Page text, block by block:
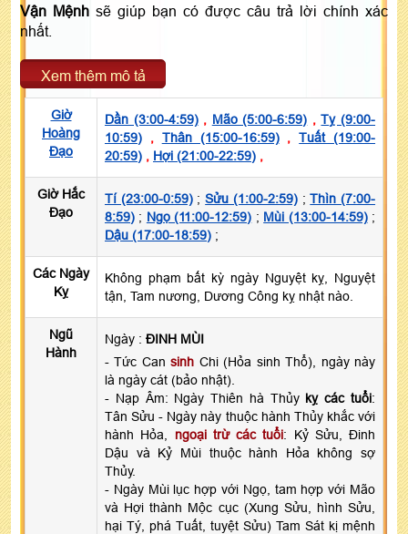
Vận Mệnh sẽ giúp bạn có được câu trả lời chính xác
nhất.
Xem thêm mô tả
Giờ
Hoàng
Đạo
Dần (3:00-4:59), Mão (5:00-6:59) ,Tỵ (9:00-
10:59) , Thân (15:00-16:59),Tuất (19:00-
20:59) , Hợi (21:00-22:59) ,
Giờ Hắc
Đạo
Tí (23:00-0:59);Sửu (1:00-2:59);Thìn (7:00-
8:59) ; Ngọ (11:00-12:59) ; Mùi (13:00-14:59);
Dậu (17:00-18:59) ;
Các Ngày
Kỵ
Không phạm bất kỳ ngày Nguyệt kỵ, Nguyệt
tận, Tam nương, Dương Công kỵ nhật nào.
Ngũ
Hành
Ngày : ĐINH MÙI
- Tức Cansinh Chi (Hỏa sinh Thổ), ngày này
là ngày cát (bảo nhật).
- Nạp Âm: Ngày Thiên hà Thủy kỵ các tuổi:
Tân Sửu - Ngày này thuộc hành Thủy khắc với
hành Hỏa, ngoại trừ các tuổi: Kỷ Sửu, Đinh
Dậu và Kỷ Mùi thuộc hành Hỏa không sợ
Thủy.
- Ngày Mùi lục hợp với Ngọ, tam hợp với Mão
và Hợi thành Mộc cục (Xung Sửu, hình Sửu,
hại Tý, phá Tuất, tuyệt Sửu) Tam Sát kị mệnh